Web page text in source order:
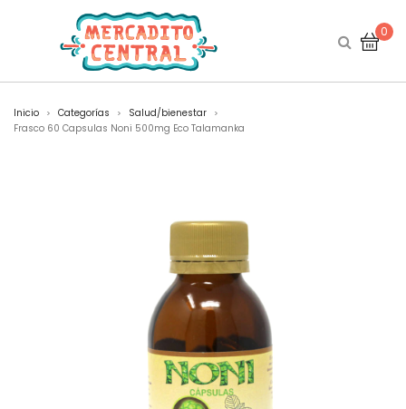
0
Inicio > Categorías > Salud/bienestar >
Frasco 60 Capsulas Noni 500mg Eco Talamanka